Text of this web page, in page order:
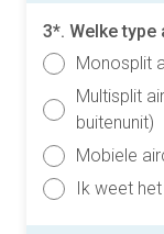
3*. Welke type
Monosplit
Multisplit
buitenunit)
Mobiele
Ik weet